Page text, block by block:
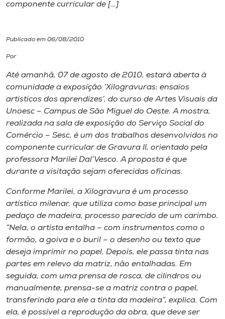
I.nova
Diplomados
CPA
Biblioteca
Editora
Rádio
Museu
Unoesc
Store
Selecione
o idioma
componente curricular de […]
Publicado em 06/08/2010
Por
Até amanhã, 07 de agosto de 2010, estará aberta à
comunidade a exposição ‘Xilogravuras: ensaios
artísticos dos aprendizes’, do curso de Artes Visuais da
Unoesc – Campus de São Miguel do Oeste. A mostra,
realizada na sala de exposição do Serviço Social do
Comércio – Sesc, é um dos trabalhos desenvolvidos no
componente curricular de Gravura II, orientado pela
professora Marilei Dal’Vesco. A proposta é que
durante a visitação sejam oferecidas oficinas.
Conforme Marilei, a Xilogravura é um processo
artístico milenar, que utiliza como base principal um
pedaço de madeira, processo parecido de um carimbo.
“Nela, o artista entalha – com instrumentos como o
formão, a goiva e o buril – o desenho ou texto que
deseja imprimir no papel. Depois, ele passa tinta nas
partes em relevo da matriz, não entalhadas. Em
seguida, com uma prensa de rosca, de cilindros ou
manualmente, prensa-se a matriz contra o papel,
transferindo para ele a tinta da madeira”, explica. Com
ela, é possível a reprodução da obra, que deve ser